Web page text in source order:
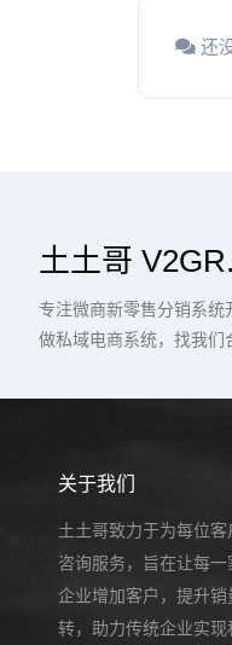
还
土土哥
专注微商新零售分销系统
做私域电商系统，找我们
关于我们
土土哥致力于为每位
咨询服务，旨在让每
企业增加客户，提升
转，助力传统企业实